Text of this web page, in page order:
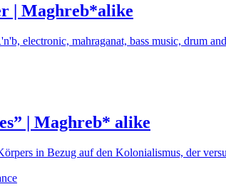
| Maghreb*alike
electronic, mahraganat, bass music, drum
| Maghreb* alike
in Bezug auf den Kolonialismus, der